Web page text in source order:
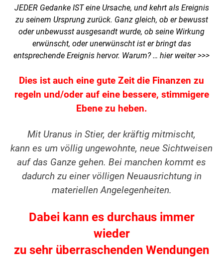
JEDER Gedanke IST eine Ursache, und kehrt als Ereignis
zu seinem Ursprung zurück. Ganz gleich, ob er bewusst
oder unbewusst ausgesandt wurde, ob seine Wirkung
erwünscht, oder unerwünscht ist er bringt das
entsprechende Ereignis hervor. Warum? … hier weiter >>>
Dies ist auch eine gute Zeit die Finanzen zu
regeln und/oder auf eine bessere, stimmigere
Ebene zu heben.
Mit Uranus in Stier, der kräftig mitmischt,
kann es um völlig ungewohnte, neue Sichtweisen
auf das Ganze gehen. Bei manchen kommt es
dadurch zu einer völligen Neuausrichtung in
materiellen Angelegenheiten.
Dabei kann es durchaus immer
wieder
zu sehr überraschenden Wendungen